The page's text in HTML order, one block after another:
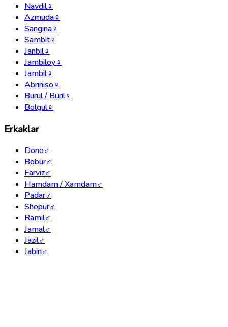
Navdil♀
Azmuda♀
Sangina♀
Sambit♀
Janbil♀
Jambiloy♀
Jambil♀
Abriniso♀
Burul / Buril♀
Bolgul♀
Erkaklar
Dono♂
Bobur♂
Farviz♂
Hamdam / Xamdam♂
Padar♂
Shopur♂
Ramil♂
Jamal♂
Jazil♂
Jabin♂